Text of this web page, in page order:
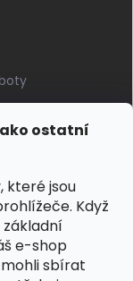
ostatní
které jsou
Když
e-shop
sbírat
kůže, dotek